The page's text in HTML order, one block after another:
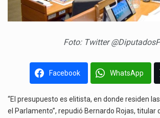
Foto: Twitter
Facebook WhatsApp
“El presupuesto es elitista, en donde residen
el Parlamento”, repudió Bernardo Rojas, titular